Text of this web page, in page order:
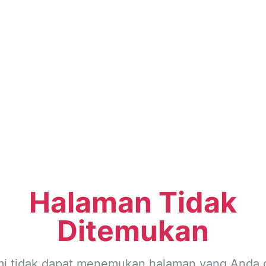
Halaman Tidak
Ditemukan